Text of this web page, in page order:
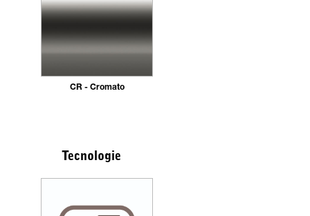
CR - Cromato
Tecnologie